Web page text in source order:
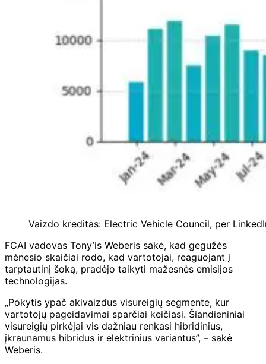
Vaizdo kreditas: Electric Vehicle Council, per
FCAI vadovas Tony’is Weberis sakė, kad gegužės
mėnesio skaičiai rodo, kad vartotojai, reaguojant į
tarptautinį šoką, pradėjo taikyti mažesnės emisijos
technologijas.
„Pokytis ypač akivaizdus visureigių segmente, kur
vartotojų pageidavimai sparčiai keičiasi. Šiandieniniai
visureigių pirkėjai vis dažniau renkasi hibridinius,
įkraunamus hibridus ir elektrinius variantus”, – sakė
Weberis.